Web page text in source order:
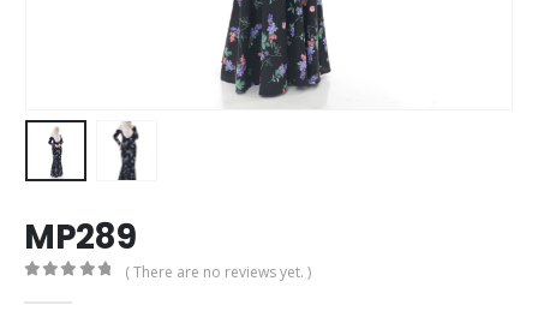
MP289
( There are no reviews yet. )